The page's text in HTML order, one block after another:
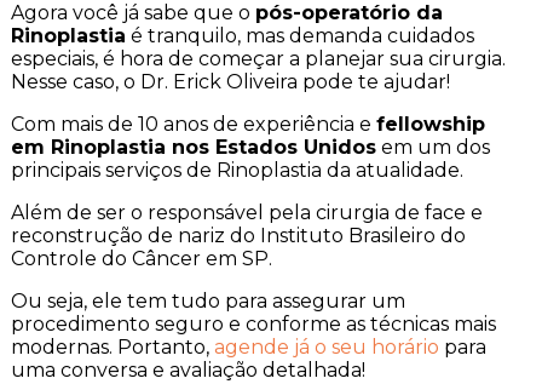
Agora você já sabe que o pós-operatório da
Rinoplastia é tranquilo, mas demanda cuidados
especiais, é hora de começar a planejar sua cirurgia.
Nesse caso, o Dr. Erick Oliveira pode te ajudar!
Com mais de 10 anos de experiência e fellowship
em Rinoplastia nos Estados Unidosem um dos
principais serviços de Rinoplastia da atualidade.
Além de ser o responsável pela cirurgia de face e
reconstrução de nariz do Instituto Brasileiro do
Controle do Câncer em SP.
Ou seja, ele tem tudo para assegurar um
procedimento seguro e conforme as técnicas mais
modernas. Portanto, agende já o seu horário para
uma conversa e avaliação detalhada!